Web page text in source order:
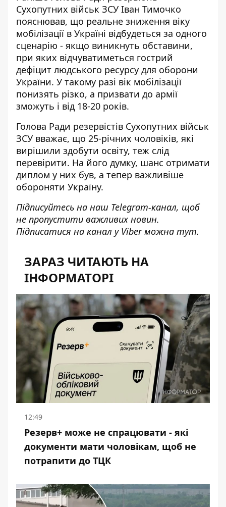
Сухопутних військ ЗСУ Іван Тимочко
пояснював, що реальне зниження віку
мобілізації в Україні відбудеться за одного
сценарію - якщо виникнуть обставини,
при яких відчуватиметься гострий
дефіцит людського ресурсу для оборони
України. У такому разі вік мобілізації
понизять різко, а призвати до армії
зможуть і від 18-20 років.
Голова Ради резервістів Сухопутних військ
ЗСУ вважає, що 25-річних чоловіків, які
вирішили здобути освіту, теж слід
перевірити. На його думку, шанс отримати
диплом у них був, а тепер важливіше
обороняти Україну.
Підписуйтесь на наш Telegram-канал, щоб
не пропустити важливих новин.
Підписатися на канал у Viber можна тут.
ЗАРАЗ ЧИТАЮТЬ НА
ІНФОРМАТОРІ
12:49
Резерв+ може не спрацювати - які
документи мати чоловікам, щоб не
потрапити до ТЦК